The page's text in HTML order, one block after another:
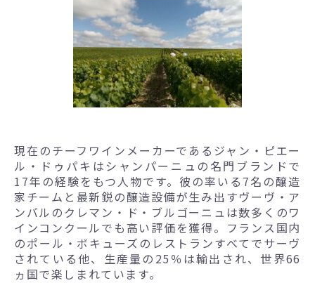
現在のチーフワインメーカーであるジャン・ピエー
ル・ドゥパキはシャンパーニュの名門ブランドで
17年の経験をもつ人物です。彼の率いる7名の醸造
家チームと最新鋭の醸造設備が生み出すヴーヴ・ア
ンバルのクレマン・ド・ブルゴーニュは数多くのワ
インコンクールでも高い評価を獲得。フランス国内
のポール・ボキューズのレストランすべてでサーヴ
されている他、生産量の25％は輸出され、世界66
ヵ国で楽しまれています。